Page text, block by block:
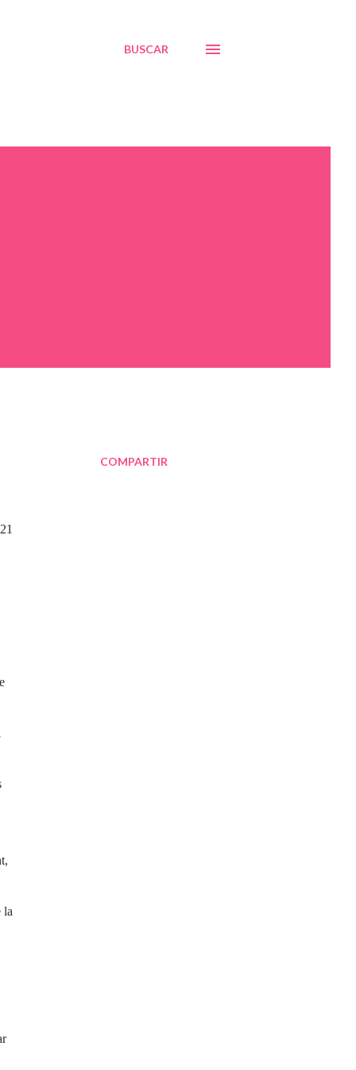
BUSCAR
la
COMPARTIR